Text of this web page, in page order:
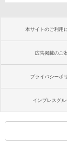
本サイトのご利用
広告掲載のご
プライバシーポ
インプレスグル